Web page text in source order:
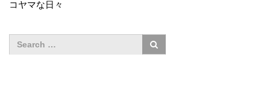
コヤマな日々